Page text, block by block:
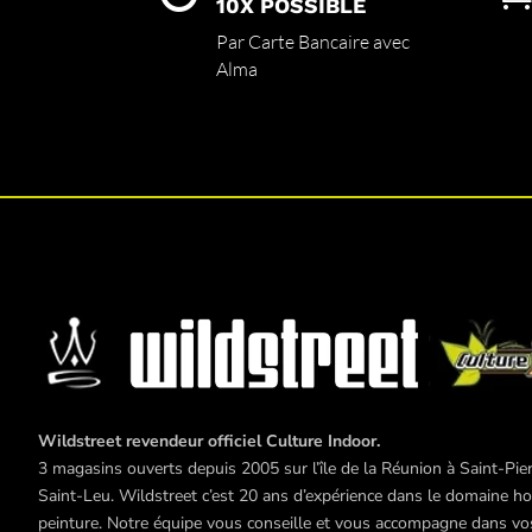
10X POSSIBLE
Par Carte Bancaire avec
Alma
Wildstreet revendeur officiel Culture Indoor.
3 magasins ouverts depuis 2005 sur l’île de la Réunion à Saint-
Saint-Leu. Wildstreet c’est 20 ans d’expérience dans le domaine
peinture. Notre équipe vous conseille et vous accompagne dans